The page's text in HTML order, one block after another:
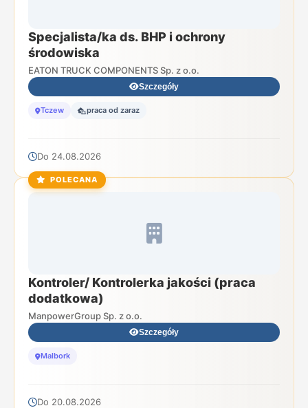
Specjalista/ka ds. BHP i ochrony
środowiska
EATON TRUCK COMPONENTS Sp. z o.o.
Szczegóły
Tczew praca od zaraz
Do 24.08.2026
POLECANA
Kontroler/ Kontrolerka jakości (praca
dodatkowa)
ManpowerGroup Sp. z o.o.
Szczegóły
Malbork
Do 20.08.2026